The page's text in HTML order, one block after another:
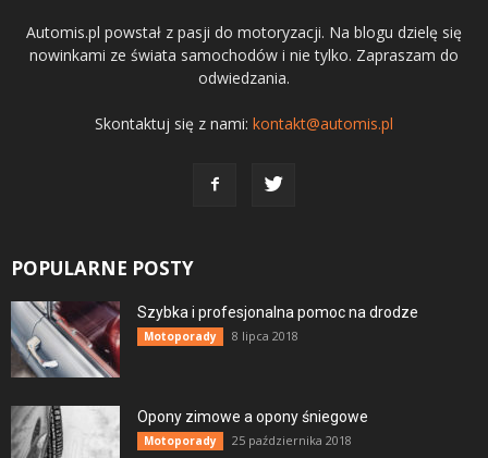
Automis.pl powstał z pasji do motoryzacji. Na blogu dzielę się
nowinkami ze świata samochodów i nie tylko. Zapraszam do
odwiedzania.
Skontaktuj się z nami: kontakt@automis.pl
POPULARNE POSTY
Szybka i profesjonalna pomoc na drodze
Motoporady 8 lipca 2018
Opony zimowe a opony śniegowe
Motoporady 25 października 2018